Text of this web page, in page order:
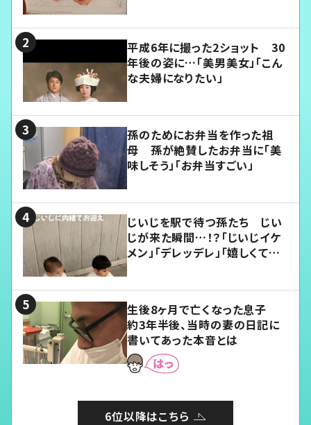
平成6年に撮った2ショット 30
年後の姿に…「美男美女」「こん
な夫婦になりたい」
孫のためにお弁当を作った祖
母 孫が絶賛したお弁当に「美
味しそう」「お弁当すごい」
じいじを駅で待つ孫たち じい
じが来た瞬間…！？「じいじイケ
メン」「デレッデレ」「嬉しくて可
生後8ヶ月で亡くなった息子
約3年半後、当時の妻の日記に
書いてあった本音とは
6位以降はこちら